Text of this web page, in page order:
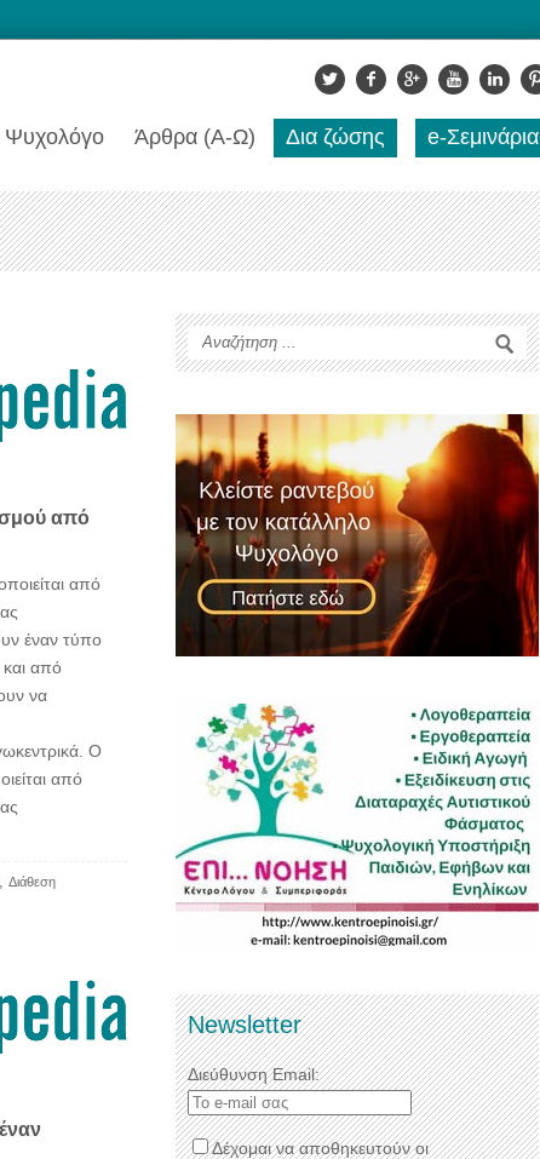
Ψυχολόγο Άρθρα (Α-Ω) Δια ζώσης e-Σεμινάρια
από
από
έναν τύπο
από
να
Ο
από
Διάθεση
Newsletter
Διεύθυνση Email:
Δέχομαι να αποθηκευτούν οι